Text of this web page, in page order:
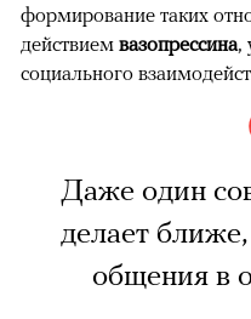
формирование таких
действием вазопрессина,
социального
Даже один
делает
общения в